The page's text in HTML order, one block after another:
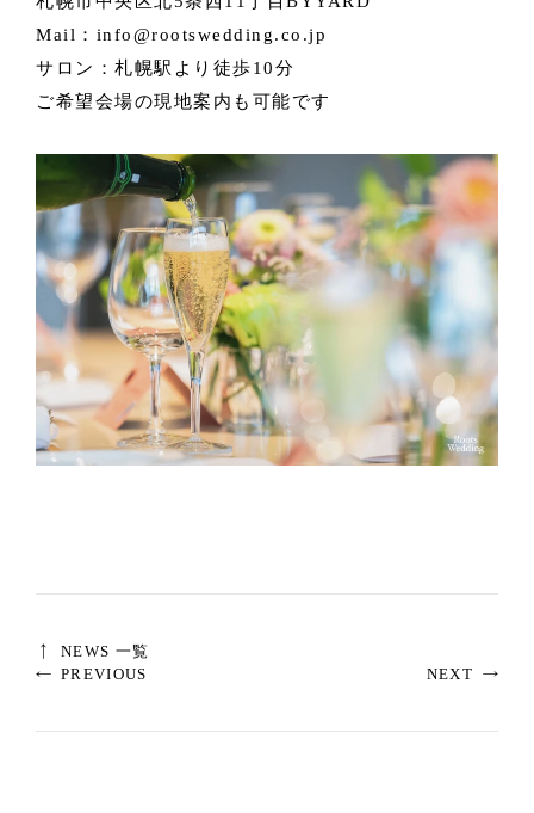
Mail：info@rootswedding.co.jp
サロン：札幌駅より徒歩10分
ご希望会場の現地案内も可能です
NEWS 一覧
PREVIOUS
NEXT